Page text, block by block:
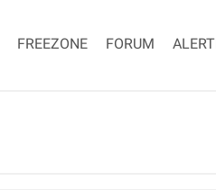
FREEZONE FORUM